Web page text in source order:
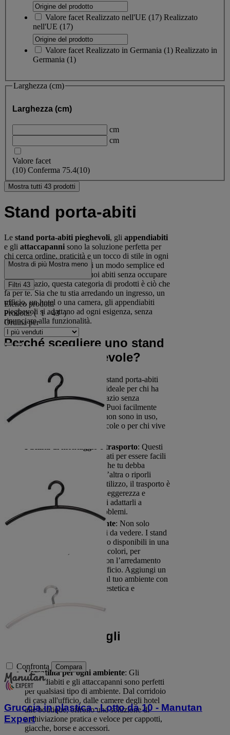
Valore facet Realizzato nell'UE (17) Realizzato
nell'UE (17)
Valore facet Realizzato in Germania (1) Realizzato in
Germania (1)
Larghezza (cm)
Larghezza (cm)
cm
cm
Valore facet
(10) Conferma 75.4(10)
Mostra tutti 43 prodotti
Stand porta-abiti
Le stand porta-abiti pieghevoli, gli appendiabiti
e gli attaccapanni sono la soluzione perfetta per
chi cerca ordine, praticità e un tocco di stile in ogni
ambiente. Se hai bisogno di un modo semplice ed
efficace per organizzare i tuoi abiti senza occupare
troppo spazio, questa categoria di prodotti è ciò che
fa per te. Sia che tu stia arredando un ingresso, un
ufficio, un hotel o una camera, gli appendiabiti
pieghevoli si adattano ad ogni esigenza, senza
rinunciare alla funzionalità.
Perché scegliere uno stand
porta-abiti pieghevole?
Ottimizza lo spazio
: Gli stand porta-abiti
pieghevoli sono l’alleato ideale per chi ha
bisogno di risparmiare spazio senza
rinunciare alla comodità. Puoi facilmente
piegarli e riporli quando non sono in uso,
perfetti per stanze più piccole o per chi vive
Facilità di montaggio e trasporto: Questi
appendiabiti sono progettati per essere facili
da montare e smontare. Che tu debba
spostarli da una stanza all’altra o riporli
durante i periodi di non utilizzo, il trasporto è
una passeggiata. La loro leggerezza e
versatilità ti permettono di adattarli a
qualsiasi spazio senza problemi.
Design pratico ed elegante: Non solo
funzionali, ma anche belli da vedere. I stand
porta-abiti pieghevoli sono disponibili in una
varietà di stili, materiali e colori, per
integrarsi perfettamente con l’arredamento
della tua casa o del tuo ufficio. Aggiungi un
tocco moderno o rustico al tuo ambiente con
un prodotto che coniuga estetica e
funzionalità.
I vantaggi degli
appendiabiti e degli
Versatilità per ogni ambiente: Gli
appendiabiti e gli attaccapanni sono perfetti
per qualsiasi tipo di ambiente. Dal corridoio
di casa all'ufficio, dalle camere degli hotel
alle boutique, offrono una soluzione di
archiviazione pratica e veloce per cappotti,
giacche, borse e accessori.
Mostra di più Mostra meno
Filtri 43
Elenco prodotti
Prodotti:( 1 - 43 )
Ordina per
Confronta Compara
Gruccia in plastica - Lotto da 10 - Manutan
Expert